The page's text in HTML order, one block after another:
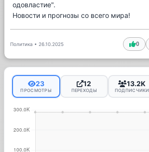
одовластие".
Новости и прогнозы со всего мира!
Политика • 26.10.2025 0
23
ПРОСМОТРЫ
12
ПЕРЕХОДЫ
13.2K
ПОДПИСЧИКИ